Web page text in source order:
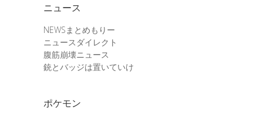
ニュース
NEWSまとめもりー
ニュースダイレクト
腹筋崩壊ニュース
銃とバッジは置いていけ
ポケモン